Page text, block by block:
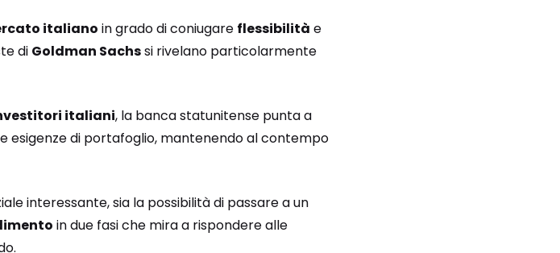
italiano in grado di coniugare flessibilità e
di Goldman Sachssi rivelano particolarmente
italiani, la banca statunitense punta a
esigenze di portafoglio, mantenendo al contempo
interessante, sia la possibilità di passare a un
in due fasi che mira a rispondere alle